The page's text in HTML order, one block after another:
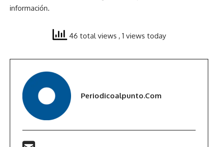
información.
46 total views , 1 views today
Periodicoalpunto.com